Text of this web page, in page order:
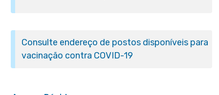
Consulte endereço de postos disponíveis para
vacinação contra COVID-19